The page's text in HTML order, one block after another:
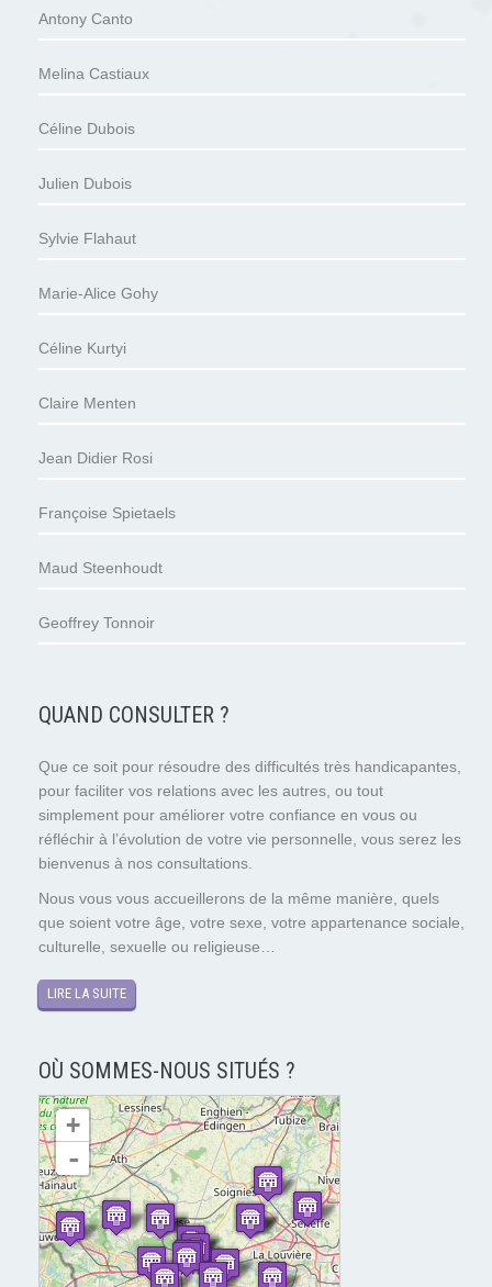
Antony Canto
Melina Castiaux
Céline Dubois
Julien Dubois
Sylvie Flahaut
Marie-Alice Gohy
Céline Kurtyi
Claire Menten
Jean Didier Rosi
Françoise Spietaels
Maud Steenhoudt
Geoffrey Tonnoir
QUAND CONSULTER ?
Que ce soit pour résoudre des difficultés très handicapantes,
pour faciliter vos relations avec les autres, ou tout
simplement pour améliorer votre confiance en vous ou
réfléchir à l’évolution de votre vie personnelle, vous serez les
bienvenus à nos consultations.
Nous vous vous accueillerons de la même manière, quels
que soient votre âge, votre sexe, votre appartenance sociale,
culturelle, sexuelle ou religieuse…
LIRE LA SUITE
OÙ SOMMES-NOUS SITUÉS ?
chargement de la carte - veuillez patienter...
+
-